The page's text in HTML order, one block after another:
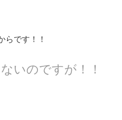
らです！！
いのですが！！